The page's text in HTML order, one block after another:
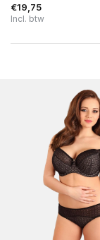
€19,75
Incl. btw